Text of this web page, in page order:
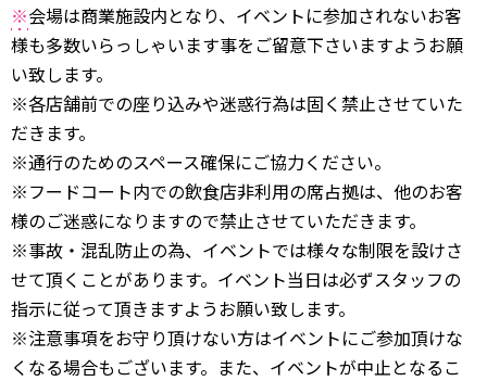
※会場は商業施設内となり、イベントに参加されないお客
様も多数いらっしゃいます事をご留意下さいますようお願
い致します。
※各店舗前での座り込みや迷惑行為は固く禁止させていた
だきます。
※通行のためのスペース確保にご協力ください。
※フードコート内での飲食店非利用の席占拠は、他のお客
様のご迷惑になりますので禁止させていただきます。
※事故・混乱防止の為、イベントでは様々な制限を設けさ
せて頂くことがあります。イベント当日は必ずスタッフの
指示に従って頂きますようお願い致します。
※注意事項をお守り頂けない方はイベントにご参加頂けな
くなる場合もございます。また、イベントが中止となるこ